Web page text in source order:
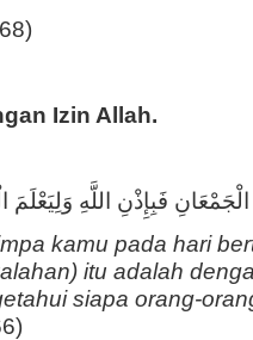
Izin Allah.
فَبِإِذْنِ اللَّهِ وَلِيَعْلَمَ
kamu pada hari
itu adalah
siapa orang-